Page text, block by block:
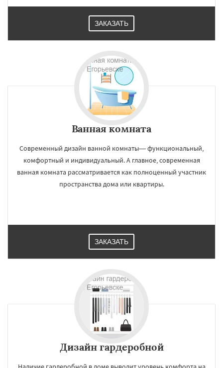
ЗАКАЗАТЬ
Ванная комната
Современный дизайн ванной комнаты— функциональный,
комфортный и индивидуальный. А главное, современная
ванная комната рассматривается как полноценный участник
пространства дома или квартиры.
ЗАКАЗАТЬ
Дизайн гардеробной